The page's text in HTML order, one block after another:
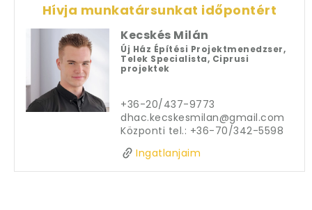
Hívja munkatársunkat időpontért
Kecskés Milán
Új Ház Építési Projektmenedzser,
Telek Specialista, Ciprusi
projektek
+36-20/437-9773
dhac.kecskesmilan@gmail.com
Központi tel.: +36-70/342-5598
Ingatlanjaim